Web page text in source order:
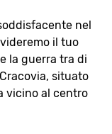
nel
il tuo
la guerra tra di
situato
vicino al centro